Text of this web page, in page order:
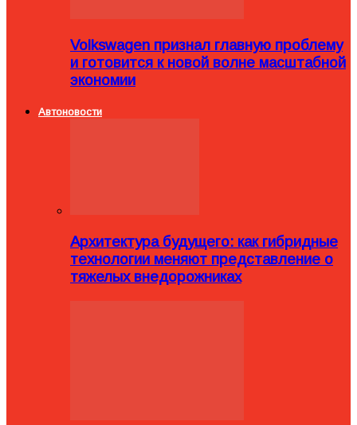
Volkswagen признал главную проблему
и готовится к новой волне масштабной
экономии
Автоновости
Архитектура будущего: как гибридные
технологии меняют представление о
тяжелых внедорожниках